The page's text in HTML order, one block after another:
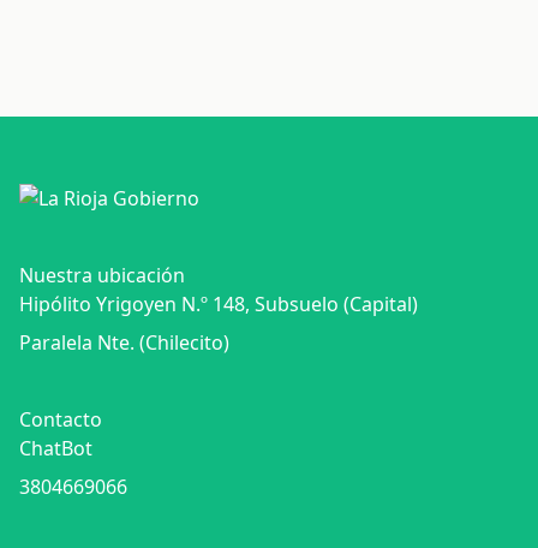
Nuestra ubicación
Hipólito Yrigoyen N.º 148, Subsuelo (Capital)
Paralela Nte. (Chilecito)
Contacto
ChatBot
3804669066